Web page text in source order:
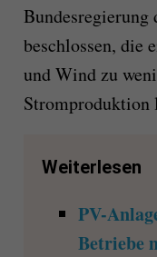
Bundesregierung
beschlossen, die
und Wind zu
Stromproduktion
Weiterlesen
PV-
Betriebe